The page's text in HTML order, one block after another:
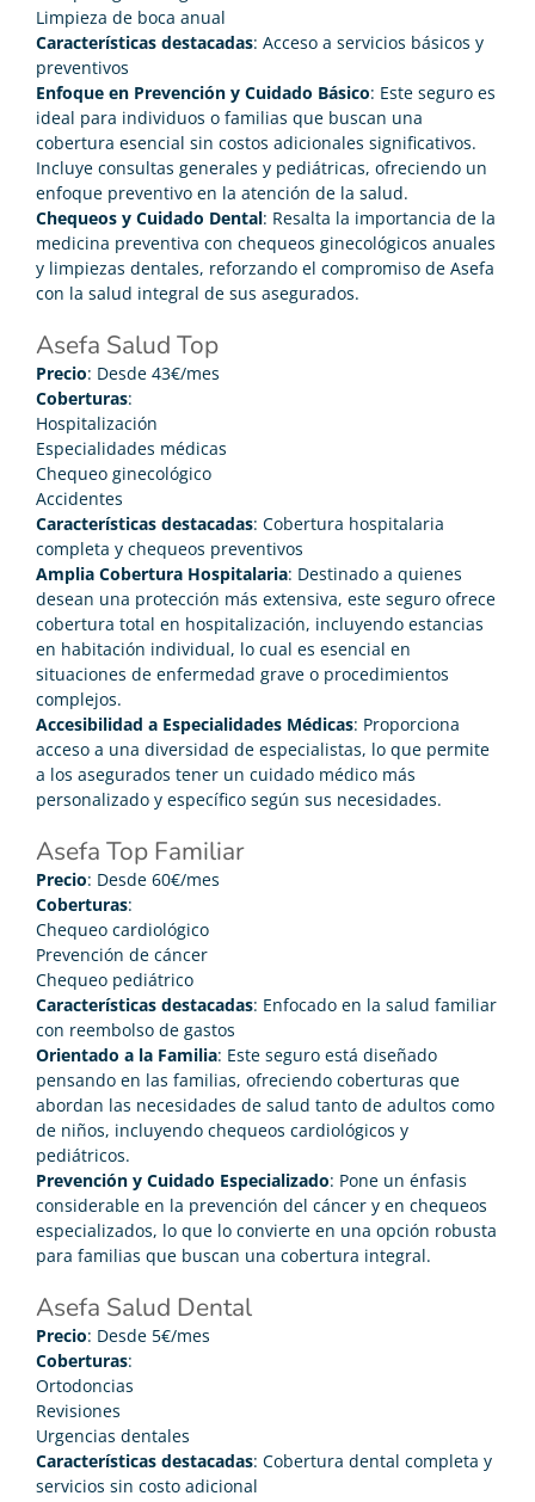
Limpieza de boca anual
Características destacadas: Acceso a servicios básicos y
preventivos
Enfoque en Prevención y Cuidado Básico: Este seguro es
ideal para individuos o familias que buscan una
cobertura esencial sin costos adicionales significativos.
Incluye consultas generales y pediátricas, ofreciendo un
enfoque preventivo en la atención de la salud.
Chequeos y Cuidado Dental: Resalta la importancia de la
medicina preventiva con chequeos ginecológicos anuales
y limpiezas dentales, reforzando el compromiso de Asefa
con la salud integral de sus asegurados.
Asefa Salud Top
Precio: Desde 43€/mes
Coberturas:
Hospitalización
Especialidades médicas
Chequeo ginecológico
Accidentes
Características destacadas: Cobertura hospitalaria
completa y chequeos preventivos
Amplia Cobertura Hospitalaria: Destinado a quienes
desean una protección más extensiva, este seguro ofrece
cobertura total en hospitalización, incluyendo estancias
en habitación individual, lo cual es esencial en
situaciones de enfermedad grave o procedimientos
complejos.
Accesibilidad a Especialidades Médicas: Proporciona
acceso a una diversidad de especialistas, lo que permite
a los asegurados tener un cuidado médico más
personalizado y específico según sus necesidades.
Asefa Top Familiar
Precio: Desde 60€/mes
Coberturas:
Chequeo cardiológico
Prevención de cáncer
Chequeo pediátrico
Características destacadas: Enfocado en la salud familiar
con reembolso de gastos
Orientado a la Familia: Este seguro está diseñado
pensando en las familias, ofreciendo coberturas que
abordan las necesidades de salud tanto de adultos como
de niños, incluyendo chequeos cardiológicos y
pediátricos.
Prevención y Cuidado Especializado: Pone un énfasis
considerable en la prevención del cáncer y en chequeos
especializados, lo que lo convierte en una opción robusta
para familias que buscan una cobertura integral.
Asefa Salud Dental
Precio: Desde 5€/mes
Coberturas:
Ortodoncias
Revisiones
Urgencias dentales
Características destacadas: Cobertura dental completa y
servicios sin costo adicional